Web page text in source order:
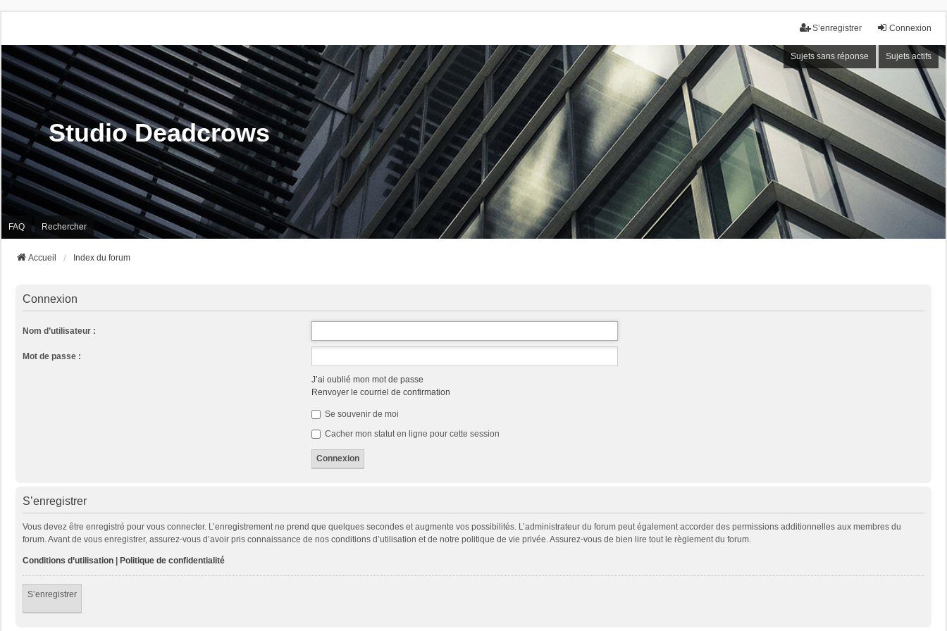
Connexion
S’enregistrer
Sujets sans réponse Sujets actifs
Studio Deadcrows
FAQ Rechercher
Accueil Index du forum
Connexion
Nom d’utilisateur :
Mot de passe :
J’ai oublié mon mot de passe
Renvoyer le courriel de confirmation
Se souvenir de moi
Cacher mon statut en ligne pour cette session
S’enregistrer
Vous devez être enregistré pour vous connecter. L’enregistrement ne prend que quelques secondes et augmente vos possibilités. L’administrateur du forum peut également accorder des permissions additionnelles aux membres du
forum. Avant de vous enregistrer, assurez-vous d’avoir pris connaissance de nos conditions d’utilisation et de notre politique de vie privée. Assurez-vous de bien lire tout le règlement du forum.
Conditions d’utilisation | Politique de confidentialité
S’enregistrer